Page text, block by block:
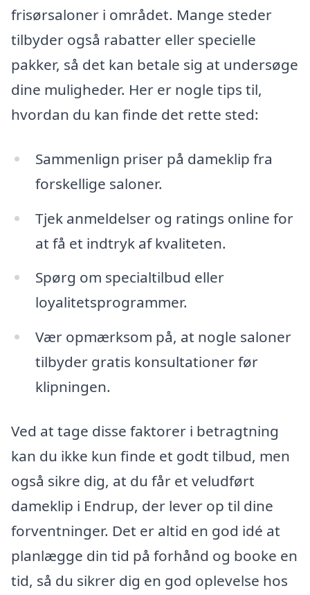
frisørsaloner i området. Mange steder
tilbyder også rabatter eller specielle
pakker, så det kan betale sig at undersøge
dine muligheder. Her er nogle tips til,
hvordan du kan finde det rette sted:
Sammenlign priser på dameklip fra
forskellige saloner.
Tjek anmeldelser og ratings online for
at få et indtryk af kvaliteten.
Spørg om specialtilbud eller
loyalitetsprogrammer.
Vær opmærksom på, at nogle saloner
tilbyder gratis konsultationer før
klipningen.
Ved at tage disse faktorer i betragtning
kan du ikke kun finde et godt tilbud, men
også sikre dig, at du får et veludført
dameklip i Endrup, der lever op til dine
forventninger. Det er altid en god idé at
planlægge din tid på forhånd og booke en
tid, så du sikrer dig en god oplevelse hos